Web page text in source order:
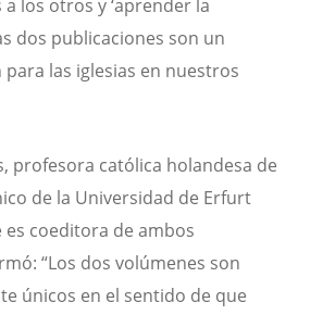
los otros y ‘aprender la
dos publicaciones son un
las iglesias en nuestros
profesora católica holandesa de
de la Universidad de Erfurt
es coeditora de ambos
“Los dos volúmenes son
únicos en el sentido de que